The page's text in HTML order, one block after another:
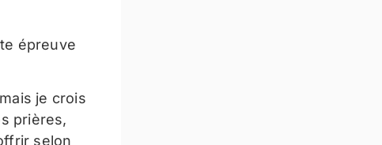
épreuve
je crois
prières,
selon